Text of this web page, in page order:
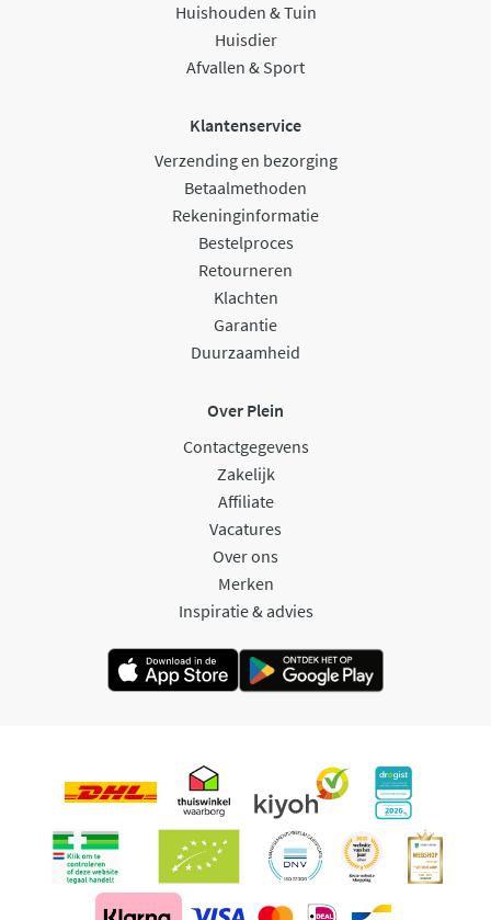
Huishouden & Tuin
Huisdier
Afvallen & Sport
Klantenservice
Verzending en bezorging
Betaalmethoden
Rekeninginformatie
Bestelproces
Retourneren
Klachten
Garantie
Duurzaamheid
Over Plein
Contactgegevens
Zakelijk
Affiliate
Vacatures
Over ons
Merken
Inspiratie & advies